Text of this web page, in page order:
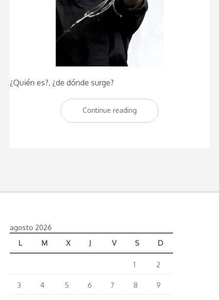
¿Quién es?, ¿de dónde surge?
Continue reading “Conoce
a
agosto 2026
L
M X J V S D
1 2
3 4 5 6 7 8 9